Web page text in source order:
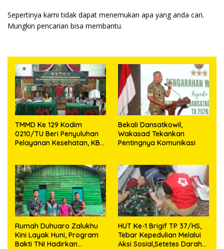
Sepertinya kami tidak dapat menemukan apa yang anda cari.
Mungkin pencarian bisa membantu.
TMMD Ke 129 Kodim
0210/TU Beri Penyuluhan
Pelayanan Kesehatan, KB
Bekali Dansatkowil,
Wakasad Tekankan
Pentingnya Komunikasi
Rumah Duhuaro Zalukhu
Kini Layak Huni, Program
Bakti TNI Hadirkan
HUT Ke-1 Brigif TP 37/HS,
Tebar Kepedulian Melalui
Aksi Sosial,Setetes Darah